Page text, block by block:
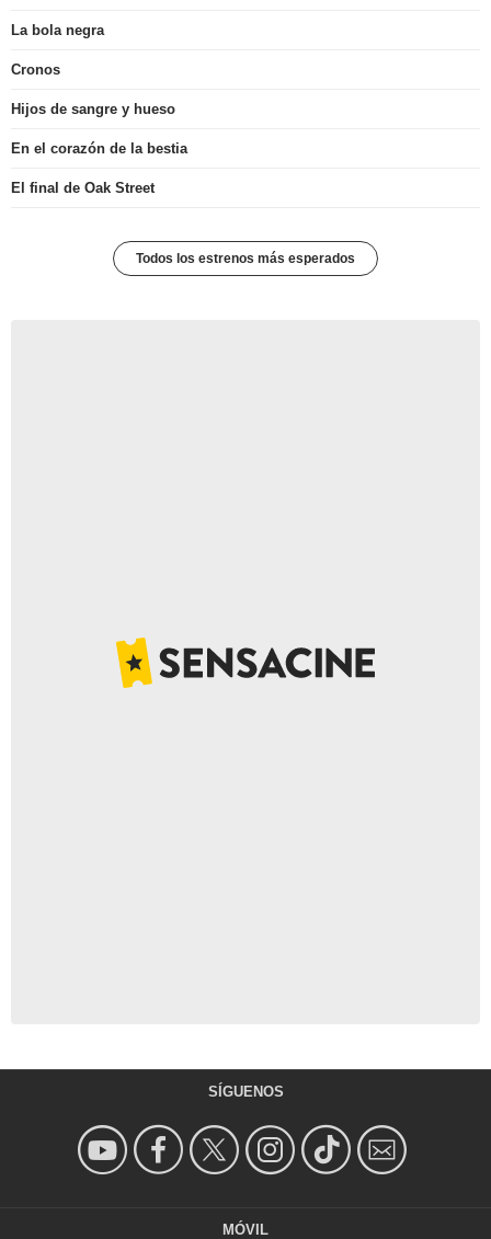
La bola negra
Cronos
Hijos de sangre y hueso
En el corazón de la bestia
El final de Oak Street
Todos los estrenos más esperados
SÍGUENOS
MÓVIL